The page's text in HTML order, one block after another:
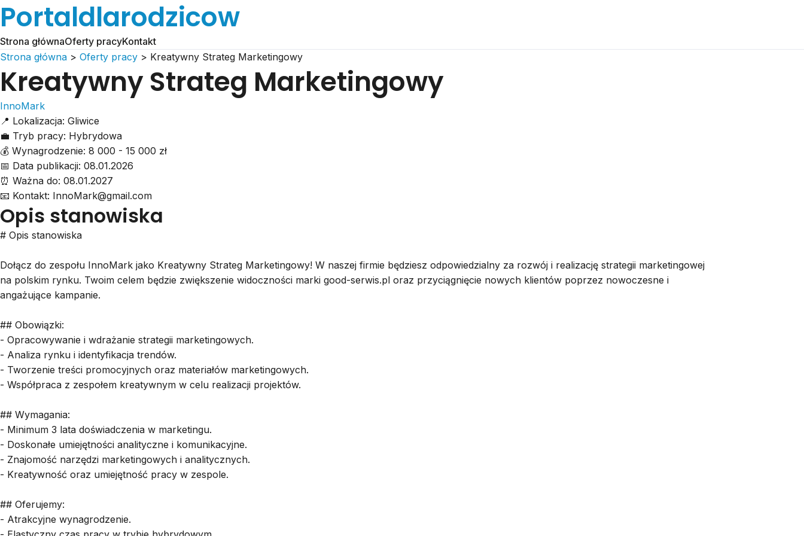
Portaldlarodzicow
Strona głównaOferty pracyKontakt
Strona główna > Oferty pracy > Kreatywny Strateg Marketingowy
Kreatywny Strateg Marketingowy
InnoMark
📍 Lokalizacja: Gliwice
💼 Tryb pracy: Hybrydowa
💰 Wynagrodzenie: 8 000 - 15 000 zł
📅 Data publikacji: 08.01.2026
⏰ Ważna do: 08.01.2027
📧 Kontakt: InnoMark@gmail.com
Opis stanowiska
# Opis stanowiska
Dołącz do zespołu InnoMark jako Kreatywny Strateg Marketingowy! W naszej firmie będziesz odpowiedzialny za rozwój i realizację strategii marketingowej
na polskim rynku. Twoim celem będzie zwiększenie widoczności marki good-serwis.pl oraz przyciągnięcie nowych klientów poprzez nowoczesne i
angażujące kampanie.
## Obowiązki:
- Opracowywanie i wdrażanie strategii marketingowych.
- Analiza rynku i identyfikacja trendów.
- Tworzenie treści promocyjnych oraz materiałów marketingowych.
- Współpraca z zespołem kreatywnym w celu realizacji projektów.
## Wymagania:
- Minimum 3 lata doświadczenia w marketingu.
- Doskonałe umiejętności analityczne i komunikacyjne.
- Znajomość narzędzi marketingowych i analitycznych.
- Kreatywność oraz umiejętność pracy w zespole.
## Oferujemy:
- Atrakcyjne wynagrodzenie.